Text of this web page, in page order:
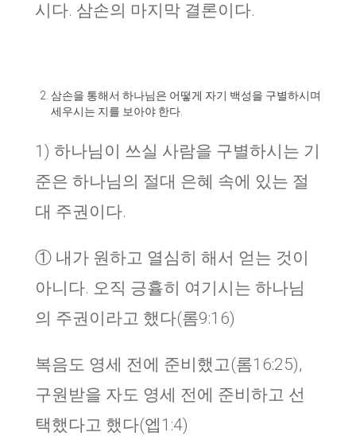
시다. 삼손의 마지막 결론이다.
삼손을 통해서 하나님은 어떻게 자기 백성을 구별하시며
세우시는 지를 보아야 한다.
1) 하나님이 쓰실 사람을 구별하시는 기
준은 하나님의 절대 은혜 속에 있는 절
대 주권이다.
① 내가 원하고 열심히 해서 얻는 것이
아니다. 오직 긍휼히 여기시는 하나님
의 주권이라고 했다(롬9:16)
복음도 영세 전에 준비했고(롬16:25),
구원받을 자도 영세 전에 준비하고 선
택했다고 했다(엡1:4)